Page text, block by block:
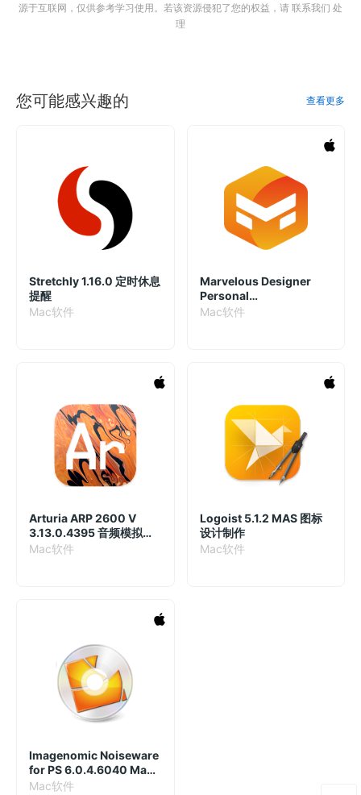
源于互联网，仅供参考学习使用。若该资源侵犯了您的权益，请 联系我们 处
理
您可能感兴趣的 查看更多
Stretchly 1.16.0 定时休息
提醒
Mac软件
Marvelous Designer
Personal
2024.0.149.48716 3D服
Mac软件
Arturia ARP 2600 V
3.13.0.4395 音频模拟合
成器插件
Mac软件
Logoist 5.1.2 MAS 图标
设计制作
Mac软件
Imagenomic Noiseware
for PS 6.0.4.6040 Mac
破解版 PS降噪插件
Mac软件